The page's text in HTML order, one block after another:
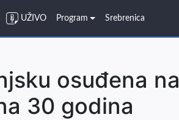
UŽIVO Program Srebrenica
osuđena na
30 godina